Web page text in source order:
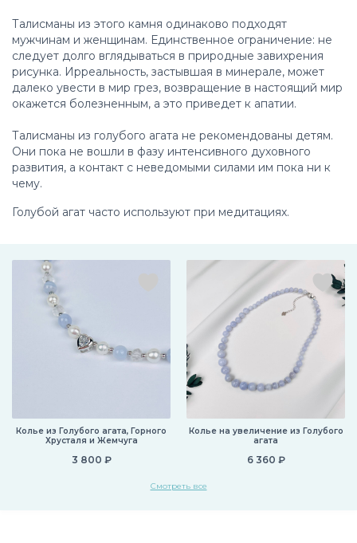
Талисманы из этого камня одинаково подходят
мужчинам и женщинам. Единственное ограничение: не
следует долго вглядываться в природные завихрения
рисунка. Ирреальность, застывшая в минерале, может
далеко увести в мир грез, возвращение в настоящий мир
окажется болезненным, а это приведет к апатии.
Талисманы из голубого агата не рекомендованы детям.
Они пока не вошли в фазу интенсивного духовного
развития, а контакт с неведомыми силами им пока ни к
чему.
Голубой агат часто используют при медитациях.
Колье из Голубого агата, Горного
Хрусталя и Жемчуга
3 800 ₽
Колье на увеличение из Голубого
агата
6 360 ₽
Смотреть все